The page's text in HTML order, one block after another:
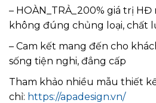
– HOÀN_TRẢ_200% giá trị
không đúng chủng loại, chất
– Cam kết mang đến cho
sống tiện nghi, đẳng cấp
Tham khảo nhiều mẫu thiết
chỉ: https://apadesign.vn/